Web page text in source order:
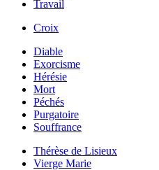
Travail
Croix
Diable
Exorcisme
Hérésie
Mort
Péchés
Purgatoire
Souffrance
Thérèse de Lisieux
Vierge Marie